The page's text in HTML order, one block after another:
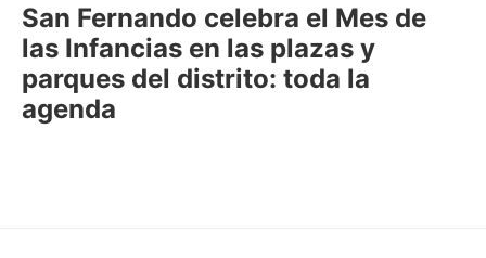
San Fernando celebra el Mes de
las Infancias en las plazas y
parques del distrito: toda la
agenda